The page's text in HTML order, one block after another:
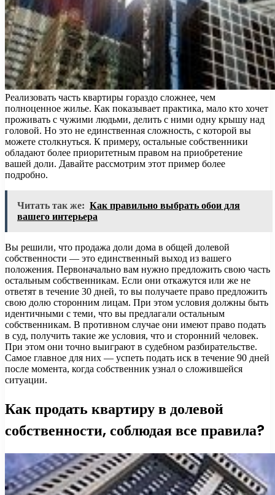
Реализовать часть квартиры гораздо сложнее, чем
полноценное жилье. Как показывает практика, мало кто хочет
проживать с чужими людьми, делить с ними одну крышу над
головой. Но это не единственная сложность, с которой вы
можете столкнуться. К примеру, остальные собственники
обладают более приоритетным правом на приобретение
вашей доли. Давайте рассмотрим этот пример более
подробно.
Читать так же: Как правильно выбрать обои для
вашего интерьера
Вы решили, что продажа доли дома в общей долевой
собственности — это единственный выход из вашего
положения. Первоначально вам нужно предложить свою часть
остальным собственникам. Если они откажутся или же не
ответят в течение 30 дней, то вы получаете право предложить
свою долю сторонним лицам. При этом условия должны быть
идентичными с теми, что вы предлагали остальным
собственникам. В противном случае они имеют право подать
в суд, получить такие же условия, что и сторонний человек.
При этом они точно выиграют в судебном разбирательстве.
Самое главное для них — успеть подать иск в течение 90 дней
после момента, когда собственник узнал о сложившейся
ситуации.
Как продать квартиру в долевой
собственности, соблюдая все правила?